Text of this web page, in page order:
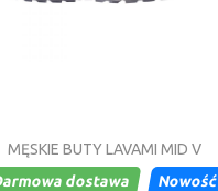
MĘSKIE BUTY LAVAMI MID V
dostawa
Nowość